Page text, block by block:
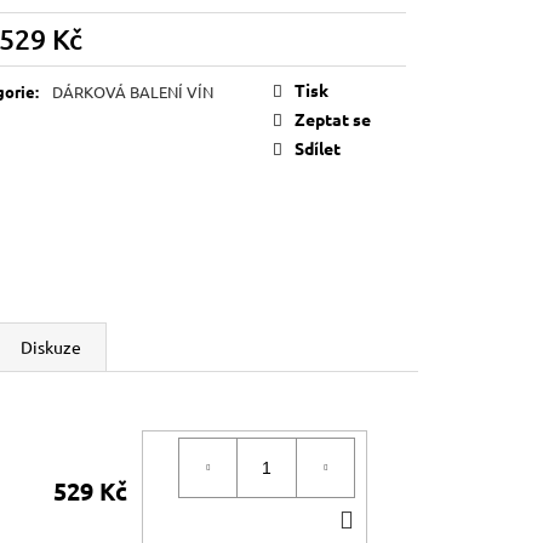
529 Kč
: DÁRKOVÁ BALENÍ VÍN
Tisk
Zeptat se
Sdílet
Diskuze
529 Kč